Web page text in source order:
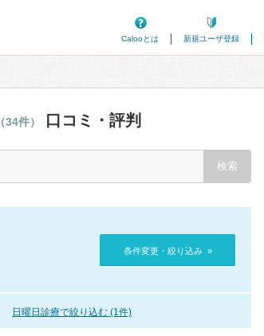
Calooとは
新規ユーザ登録
（34件） 口コミ・評判
条件変更・絞り込み »
日曜日診療で絞り込む (1件)